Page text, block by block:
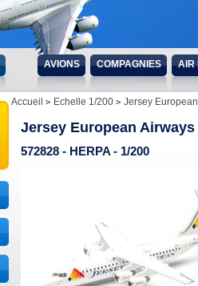
AVIONS COMPAGNIES AIR
Accueil Echelle 1/200 Jersey
Jersey European
572828 - HERPA - 1/200